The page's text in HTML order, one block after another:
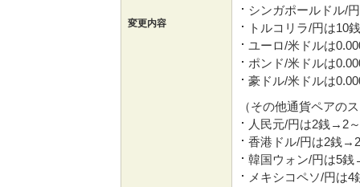
変更内容
シンガポールドル/
トルコリラ/円は10
ユーロ/米ドルは
ポンド/米ドルは
豪ドル/米ドルは
（その他通貨ペアの
人民元/円は2銭→2
香港ドル/円は2銭
韓国ウォン/円は5
メキシコペソ/円は